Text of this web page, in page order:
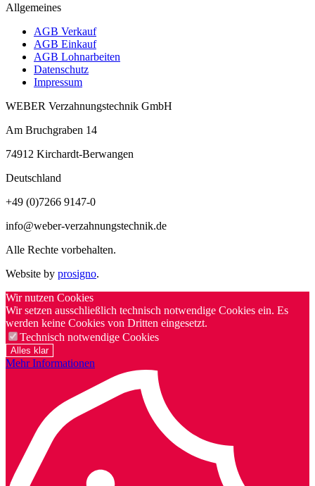
Allgemeines
AGB Verkauf
AGB Einkauf
AGB Lohnarbeiten
Datenschutz
Impressum
WEBER Verzahnungstechnik GmbH
Am Bruchgraben 14
74912 Kirchardt-Berwangen
Deutschland
+49 (0)7266 9147-0
info@weber-verzahnungstechnik.de
Alle Rechte vorbehalten.
Website by prosigno.
Wir nutzen Cookies
Wir setzen ausschließlich technisch notwendige Cookies ein. Es
werden keine Cookies von Dritten eingesetzt.
Technisch notwendige Cookies
Alles klar
Mehr Informationen